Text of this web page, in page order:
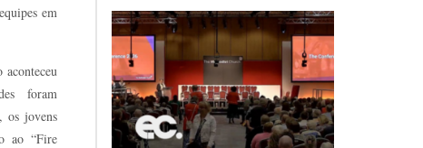
em
foram
os jovens
ao “Fire